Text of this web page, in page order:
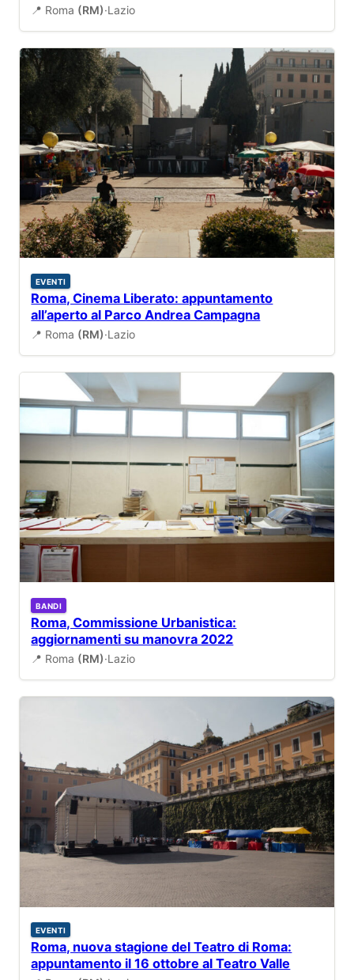
📍 Roma (RM)·Lazio
EVENTI
Roma, Cinema Liberato: appuntamento
all’aperto al Parco Andrea Campagna
📍 Roma (RM)·Lazio
BANDI
Roma, Commissione Urbanistica:
aggiornamenti su manovra 2022
📍 Roma (RM)·Lazio
EVENTI
Roma, nuova stagione del Teatro di Roma:
appuntamento il 16 ottobre al Teatro Valle